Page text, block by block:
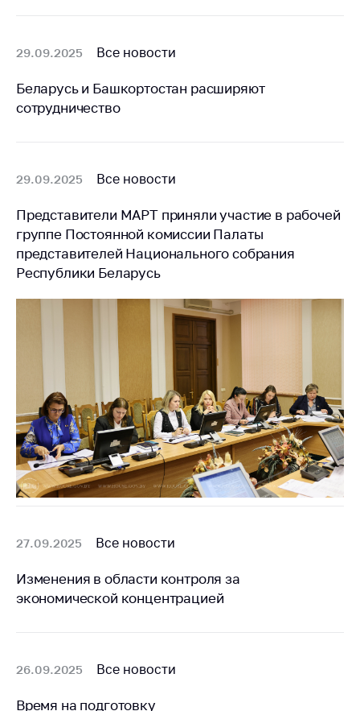
29.09.2025 Все новости
Беларусь и Башкортостан расширяют
сотрудничество
29.09.2025 Все новости
Представители МАРТ приняли участие в рабочей
группе Постоянной комиссии Палаты
представителей Национального собрания
Республики Беларусь
27.09.2025 Все новости
Изменения в области контроля за
экономической концентрацией
26.09.2025 Все новости
Время на подготовку